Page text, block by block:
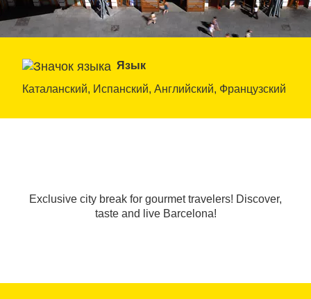
Язык
Каталанский, Испанский, Английский, Французский
Exclusive city break for gourmet travelers! Discover,
taste and live Barcelona!